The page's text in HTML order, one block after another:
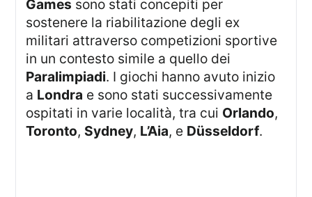
Games sono stati concepiti per
sostenere la riabilitazione degli ex
militari attraverso competizioni sportive
in un contesto simile a quello dei
Paralimpiadi. I giochi hanno avuto inizio
a Londra e sono stati successivamente
ospitati in varie località, tra cui Orlando,
Toronto, Sydney, L’Aia, e Düsseldorf.